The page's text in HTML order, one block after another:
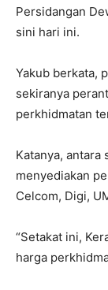
Persidangan
sini hari ini.
Yakub berkata,
sekiranya
perkhidmatan
Katanya, antara
menyediakan
Celcom, Digi,
“Setakat ini,
harga